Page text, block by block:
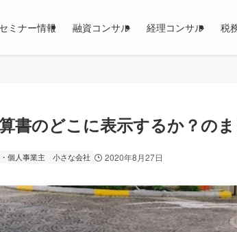
ミナー情報 融資コンサル 経理コンサル 税
書のどこに表示するか？の
個人事業主 小さな会社 2020年8月27日